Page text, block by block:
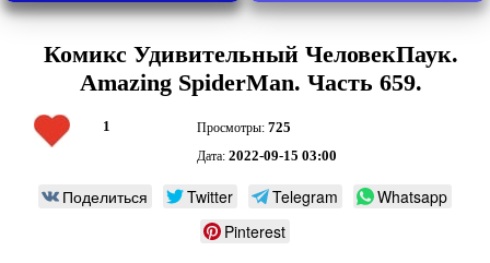
Комикс Удивительный ЧеловекПаук.
Amazing SpiderMan. Часть 659.
1 Просмотры: 725
Дата: 2022-09-15 03:00
Поделиться Twitter Telegram
Whatsapp
Pinterest